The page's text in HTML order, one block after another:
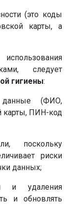
(это коды
карты, а
следует
гигиены:
данные (ФИО,
карты, ПИН-код
поскольку
риски
данных;
и удаления
и обновлять